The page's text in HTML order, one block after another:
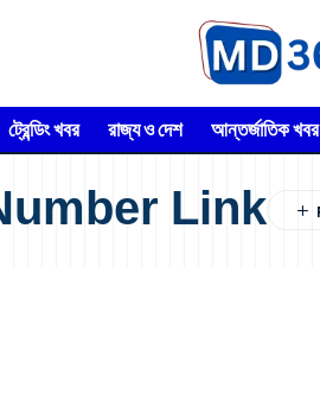
ট্রেন্ডিং খবর রাজ্য ও দেশ আন্তর্জাতিক খবর
Link